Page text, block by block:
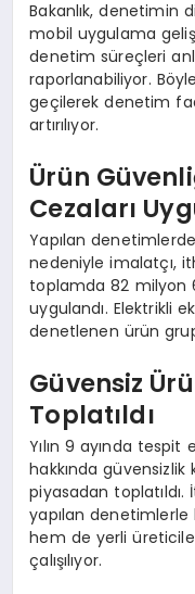
Bakanlık, denetimin
mobil uygulama
denetim süreçleri
raporlanabiliyor.
geçilerek denetim
artırılıyor.
Ürün
Cezaları
Yapılan
nedeniyle imalatçı,
toplamda 82 milyon
uygulandı. Elektrikli
denetlenen ürün
Güvensiz
Toplatıldı
Yılın 9 ayında tespit
hakkında güvensizlik
piyasadan
yapılan
hem de yerli
çalışılıyor.